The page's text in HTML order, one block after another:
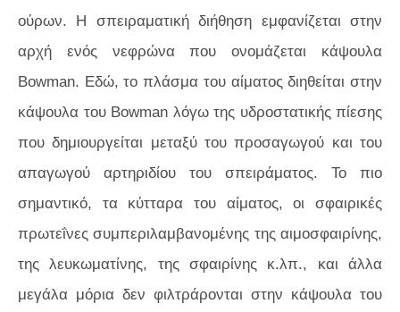
ούρων. Η σπειραματική διήθηση εμφανίζεται στην
αρχή ενός νεφρώνα που ονομάζεται κάψουλα
Bowman. Εδώ, το πλάσμα του αίματος διηθείται στην
κάψουλα του Bowman λόγω της υδροστατικής πίεσης
που δημιουργείται μεταξύ του προσαγωγού και του
απαγωγού αρτηριδίου του σπειράματος. Το πιο
σημαντικό, τα κύτταρα του αίματος, οι σφαιρικές
πρωτεΐνες συμπεριλαμβανομένης της αιμοσφαιρίνης,
της λευκωματίνης, της σφαιρίνης κ.λπ., και άλλα
μεγάλα μόρια δεν φιλτράρονται στην κάψουλα του